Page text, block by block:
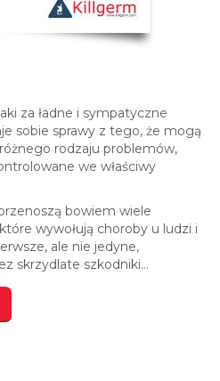
za ładne i sympatyczne
sobie sprawy z tego, że mogą
rodzaju problemów,
we właściwy
bowiem wiele
wywołują choroby u ludzi i
ale nie jedyne,
skrzydlate szkodniki…